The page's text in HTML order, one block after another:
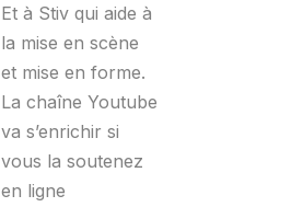
Et à Stiv qui aide à
la mise en scène
et mise en forme.
La chaîne Youtube
va s’enrichir si
vous la soutenez
en ligne